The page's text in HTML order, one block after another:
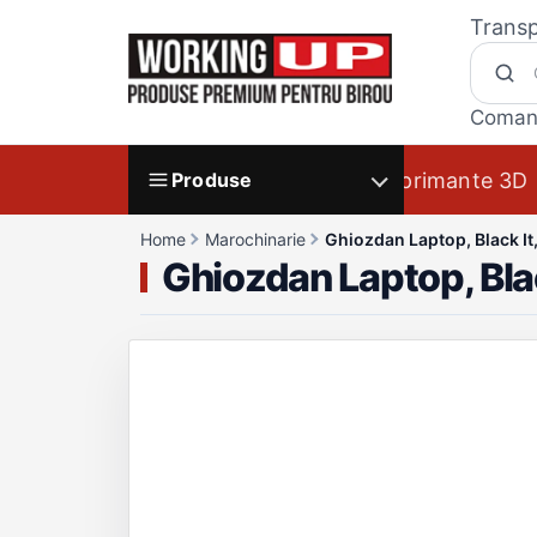
Produse Imprimante 3D
Home Marochinarie Ghiozdan Laptop, Black
Ghiozdan Laptop,